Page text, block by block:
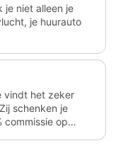
je niet alleen je
je huurauto
vindt het zeker
schenken je
commissie op